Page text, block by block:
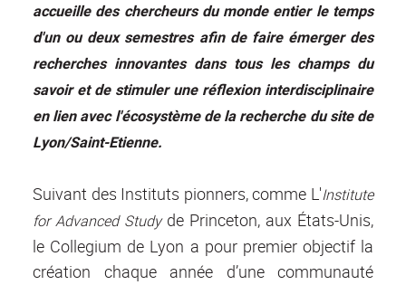
accueille des chercheurs du monde entier le temps
d'un ou deux semestres afin de faire émerger des
recherches innovantes dans tous les champs du
savoir et de stimuler une réflexion interdisciplinaire
en lien avec l'écosystème de la recherche du site de
Lyon/Saint-Etienne.
Suivant des Instituts pionners, comme L'Institute
for Advanced Studyde Princeton, aux États-Unis,
le Collegium de Lyon a pour premier objectif la
création chaque année d’une communauté